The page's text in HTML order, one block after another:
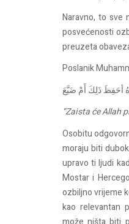
Naravno, tosve
posvećenosti
preuzeta
Poslanik
أحَفِظَ ذَلِكَ أَمْ ضَيَّعَ
“Zaista će Allah
Osobitu
moraju biti dubok
upravo ti ljudi
Mostari
ozbiljnovrijeme
kao relevantan